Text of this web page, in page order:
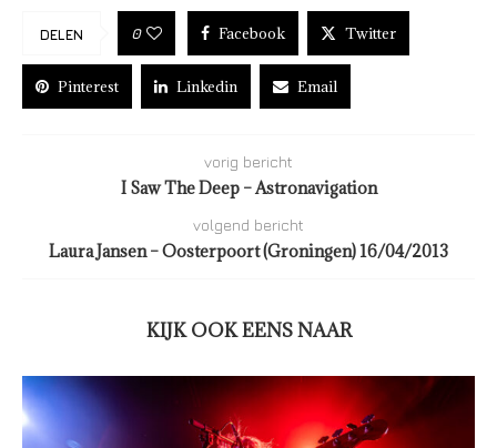
DELEN 0 Facebook Twitter
Pinterest Linkedin Email
vorig bericht
I Saw The Deep – Astronavigation
volgend bericht
Laura Jansen – Oosterpoort (Groningen) 16/04/2013
KIJK OOK EENS NAAR